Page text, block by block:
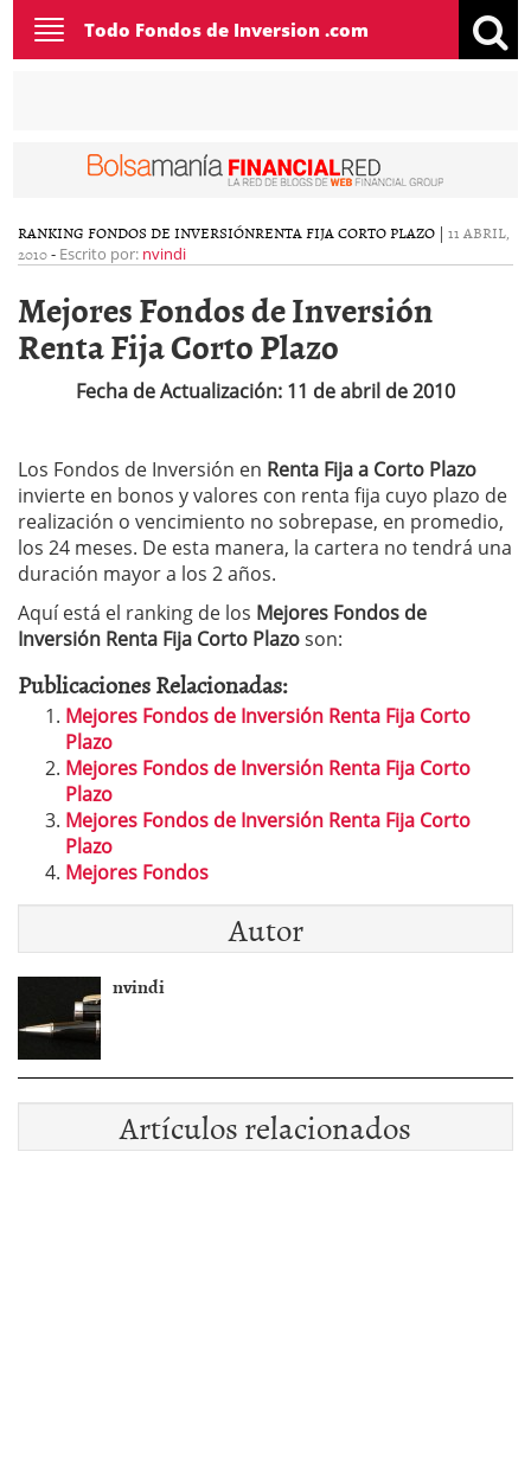
Toggle
navigation
Todo Fondos de Inversion .com
RANKING FONDOS DE INVERSIÓNRENTA FIJA CORTO PLAZO | 11 ABRIL,
2010- Escrito por: nvindi
Mejores Fondos de Inversión
Renta Fija Corto Plazo
Fecha de Actualización: 11 de abril de 2010
Los Fondos de Inversión en Renta Fija a Corto Plazo
invierte en bonos y valores con renta fija cuyo plazo de
realización o vencimiento no sobrepase, en promedio,
los 24 meses. De esta manera, la cartera no tendrá una
duración mayor a los 2 años.
Aquí está el ranking de los Mejores Fondos de
Inversión Renta Fija Corto Plazoson:
Publicaciones Relacionadas:
Mejores Fondos de Inversión Renta Fija Corto
Plazo
Mejores Fondos de Inversión Renta Fija Corto
Plazo
Mejores Fondos de Inversión Renta Fija Corto
Plazo
Mejores Fondos
Autor
nvindi
Artículos relacionados